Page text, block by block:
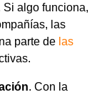
Si algo funciona,
las
parte de las
. Con la